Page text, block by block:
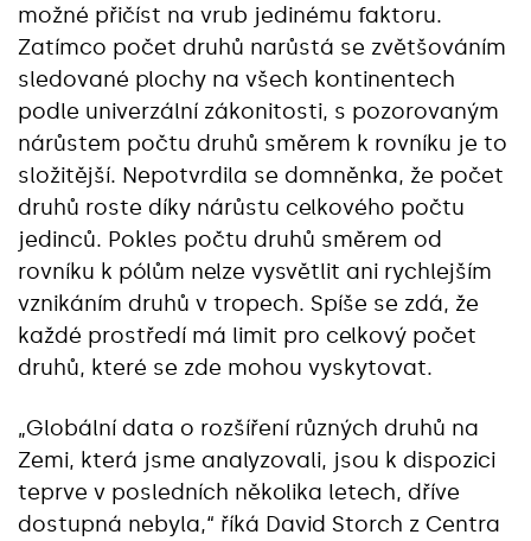
možné přičíst na vrub jedinému faktoru.
Zatímco počet druhů narůstá se zvětšováním
sledované plochy na všech kontinentech
podle univerzální zákonitosti, s pozorovaným
nárůstem počtu druhů směrem k rovníku je to
složitější. Nepotvrdila se domněnka, že počet
druhů roste díky nárůstu celkového počtu
jedinců. Pokles počtu druhů směrem od
rovníku k pólům nelze vysvětlit ani rychlejším
vznikáním druhů v tropech. Spíše se zdá, že
každé prostředí má limit pro celkový počet
druhů, které se zde mohou vyskytovat.
„Globální data o rozšíření různých druhů na
Zemi, která jsme analyzovali, jsou k dispozici
teprve v posledních několika letech, dříve
dostupná nebyla,“ říká David Storch z Centra